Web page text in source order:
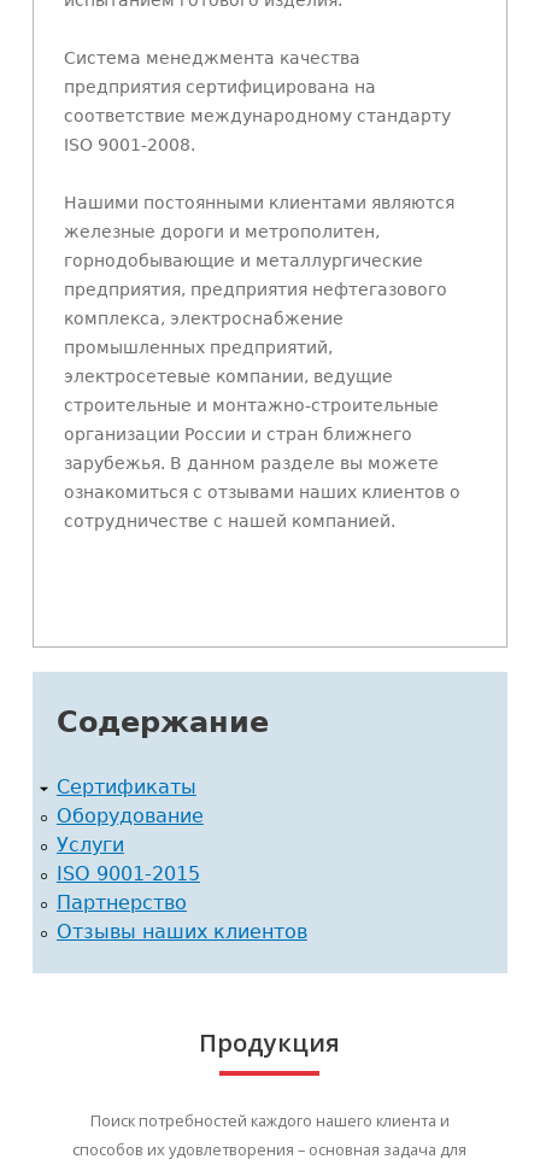
Система менеджмента качества
предприятия сертифицирована на
соответствие международному стандарту
ISO 9001-2008.
Нашими постоянными клиентами являются
железные дороги и метрополитен,
горнодобывающие и металлургические
предприятия, предприятия нефтегазового
комплекса, электроснабжение
промышленных предприятий,
электросетевые компании, ведущие
строительные и монтажно-строительные
организации России и стран ближнего
зарубежья. В данном разделе вы можете
ознакомиться с отзывами наших клиентов о
сотрудничестве с нашей компанией.
Содержание
Сертификаты
Оборудование
Услуги
ISO 9001-2015
Партнерство
Отзывы наших клиентов
Продукция
Поиск потребностей каждого нашего клиента и
способов их удовлетворения – основная задача для